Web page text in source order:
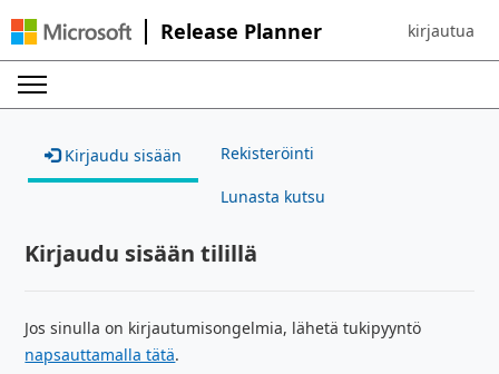
Release Planner Sign in to
kirjautua
Kirjaudu sisään Rekisteröinti
Lunasta kutsu
Kirjaudu sisään tilillä
Jos sinulla on kirjautumisongelmia, lähetä tukipyyntö
napsauttamalla tätä.